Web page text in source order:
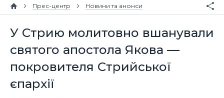
Прес-центр Новини та анонси
У Стрию молитовно вшанували
святого апостола Якова —
покровителя Стрийської
єпархії